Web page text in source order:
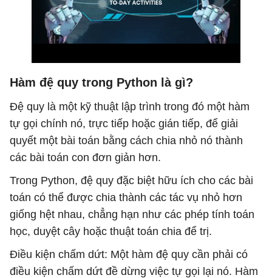
Hàm đệ quy trong Python là gì?
Đệ quy là một kỹ thuật lập trình trong đó một hàm
tự gọi chính nó, trực tiếp hoặc gián tiếp, để giải
quyết một bài toán bằng cách chia nhỏ nó thành
các bài toán con đơn giản hơn.
Trong Python, đệ quy đặc biệt hữu ích cho các bài
toán có thể được chia thành các tác vụ nhỏ hơn
giống hệt nhau, chẳng hạn như các phép tính toán
học, duyệt cây hoặc thuật toán chia để trị.
Điều kiện chấm dứt: Một hàm đệ quy cần phải có
điều kiện chấm dứt đề dừng việc tự gọi lại nó. Hàm